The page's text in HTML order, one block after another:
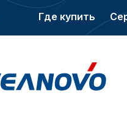
Где купить